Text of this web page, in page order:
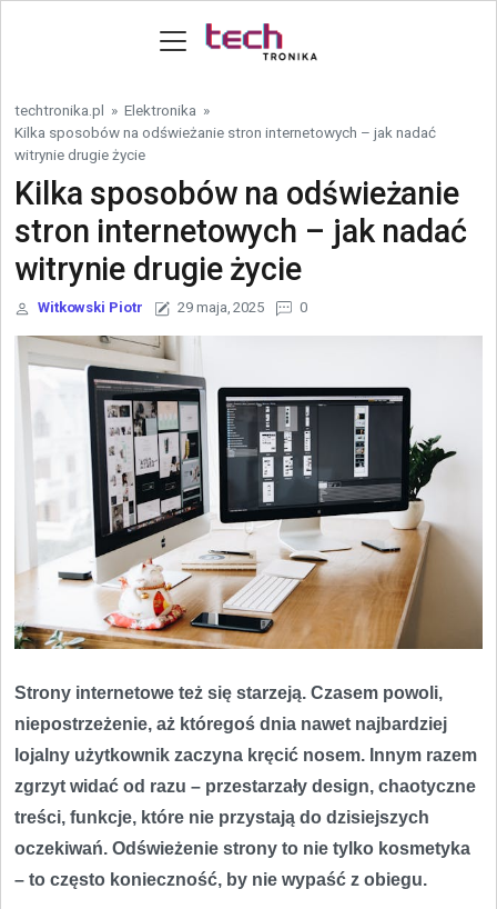
techtronika.pl » Elektronika »
Kilka sposobów na odświeżanie stron internetowych – jak nadać
witrynie drugie życie
Kilka sposobów na odświeżanie
stron internetowych – jak nadać
witrynie drugie życie
Witkowski Piotr 29 maja, 2025 0
Strony internetowe też się starzeją. Czasem powoli,
niepostrzeżenie, aż któregoś dnia nawet najbardziej
lojalny użytkownik zaczyna kręcić nosem. Innym razem
zgrzyt widać od razu – przestarzały design, chaotyczne
treści, funkcje, które nie przystają do dzisiejszych
oczekiwań. Odświeżenie strony to nie tylko kosmetyka
– to często konieczność, by nie wypaść z obiegu.